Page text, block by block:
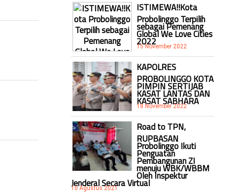
ISTIMEWA!!Kota
Probolinggo Terpilih
sebagai Pemenang
Global We Love Cities
2022
15 November 2022
KAPOLRES
PROBOLINGGO KOTA
PIMPIN SERTIJAB
KASAT LANTAS DAN
KASAT SABHARA
18 November 2022
Road to TPN,
RUPBASAN
Probolinggo Ikuti
Penguatan
Pembangunan ZI
menuju WBK/WBBM
Oleh Inspektur
Jenderal Secara Virtual
10 Agustus 2021